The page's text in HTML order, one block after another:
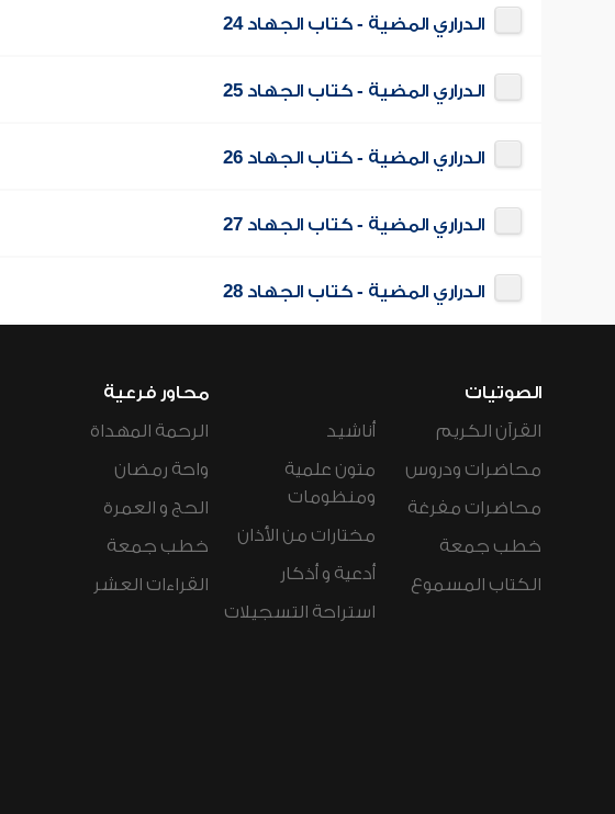
الدراري المضية - كتاب الجهاد 24
الدراري المضية - كتاب الجهاد 25
الدراري المضية - كتاب الجهاد 26
الدراري المضية - كتاب الجهاد 27
الدراري المضية - كتاب الجهاد 28
الصوتيات
القرآن الكريم
محاضرات ودروس
محاضرات مفرغة
خطب جمعة
الكتاب المسموع
أناشيد
متون علمية
ومنظومات
مختارات من الأذان
أدعية و أذكار
استراحة التسجيلات
محاور فرعية
الرحمة المهداة
واحة رمضان
الحج و العمرة
خطب جمعة
القراءات العشر